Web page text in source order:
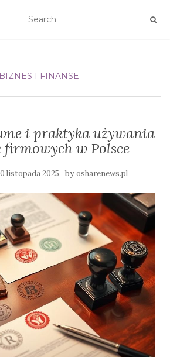
BIZNES I FINANSE
i praktyka używania
firmowych w Polsce
listopada 2025 byosharenews.pl